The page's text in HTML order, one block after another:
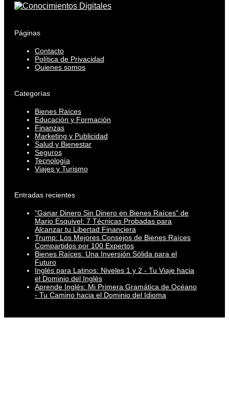
Páginas
Contacto
Política de Privacidad
Quienes somos
Categorías
Bienes Raíces
Educación y Formación
Finanzas
Marketing y Publicidad
Salud y Bienestar
Seguros
Tecnología
Viajes y Turismo
Entradas recientes
"Ganar Dinero Sin Dinero en Bienes Raíces" de
Mario Esquivel: 7 Técnicas Probadas para
Alcanzar tu Libertad Financiera
Trump: Los Mejores Consejos de Bienes Raíces
Compartidos por 100 Expertos
Bienes Raíces: Una Inversión Sólida para el
Futuro
Inglés para Latinos: Niveles 1 y 2 - Tu Viaje hacia
el Dominio del Inglés
Aprende Inglés: Mi Primera Gramática de Océano
- Tu Camino hacia el Dominio del Idioma